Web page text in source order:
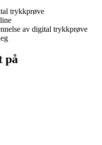
trykkprøve
av digital trykkprøve
på